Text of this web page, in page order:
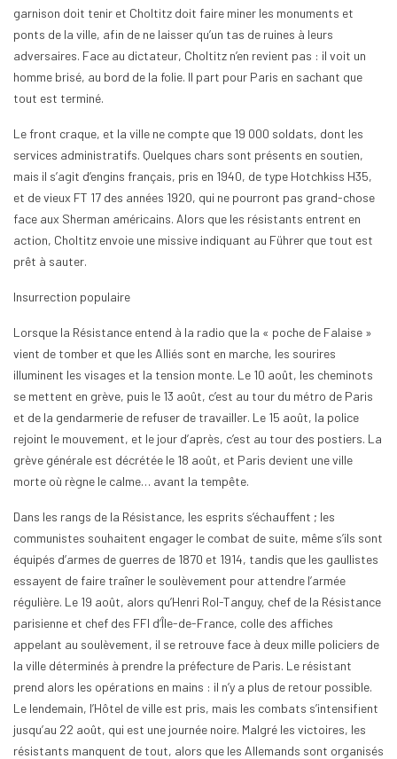
garnison doit tenir et Choltitz doit faire miner les monuments et
ponts de la ville, afin de ne laisser qu’un tas de ruines à leurs
adversaires. Face au dictateur, Choltitz n’en revient pas : il voit un
homme brisé, au bord de la folie. Il part pour Paris en sachant que
tout est terminé.
Le front craque, et la ville ne compte que 19 000 soldats, dont les
services administratifs. Quelques chars sont présents en soutien,
mais il s’agit d’engins français, pris en 1940, de type Hotchkiss H35,
et de vieux FT 17 des années 1920, qui ne pourront pas grand-chose
face aux Sherman américains. Alors que les résistants entrent en
action, Choltitz envoie une missive indiquant au Führer que tout est
prêt à sauter.
Insurrection populaire
Lorsque la Résistance entend à la radio que la « poche de Falaise »
vient de tomber et que les Alliés sont en marche, les sourires
illuminent les visages et la tension monte. Le 10 août, les cheminots
se mettent en grève, puis le 13 août, c’est au tour du métro de Paris
et de la gendarmerie de refuser de travailler. Le 15 août, la police
rejoint le mouvement, et le jour d’après, c’est au tour des postiers. La
grève générale est décrétée le 18 août, et Paris devient une ville
morte où règne le calme… avant la tempête.
Dans les rangs de la Résistance, les esprits s’échauffent ; les
communistes souhaitent engager le combat de suite, même s’ils sont
équipés d’armes de guerres de 1870 et 1914, tandis que les gaullistes
essayent de faire traîner le soulèvement pour attendre l’armée
régulière. Le 19 août, alors qu’Henri Rol-Tanguy, chef de la Résistance
parisienne et chef des FFI d’Île-de-France, colle des affiches
appelant au soulèvement, il se retrouve face à deux mille policiers de
la ville déterminés à prendre la préfecture de Paris. Le résistant
prend alors les opérations en mains : il n’y a plus de retour possible.
Le lendemain, l’Hôtel de ville est pris, mais les combats s’intensifient
jusqu’au 22 août, qui est une journée noire. Malgré les victoires, les
résistants manquent de tout, alors que les Allemands sont organisés